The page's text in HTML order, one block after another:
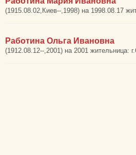
(1915.08.02,Киев--,1998) на 1998.08.17
Работина Ольга Ивановна
(1912.08.12--,2001) на 2001 жительница: